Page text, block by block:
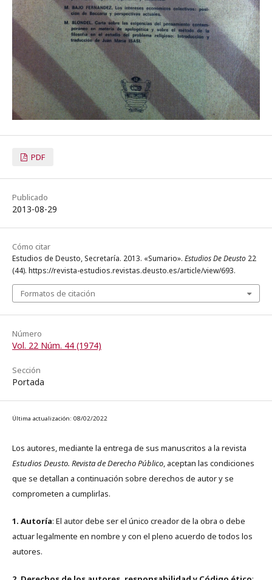
PDF
Publicado
2013-08-29
Cómo citar
Estudios de Deusto, Secretaría. 2013. «Sumario». Estudios De Deusto 22
(44). https://revista-estudios.revistas.deusto.es/article/view/693.
Formatos de citación
Número
Vol. 22 Núm. 44 (1974)
Sección
Portada
Última actualización: 08/02/2022
Los autores, mediante la entrega de sus manuscritos a la revista
Estudios Deusto. Revista de Derecho Público, aceptan las condiciones
que se detallan a continuación sobre derechos de autor y se
comprometen a cumplirlas.
1. Autoría: El autor debe ser el único creador de la obra o debe
actuar legalmente en nombre y con el pleno acuerdo de todos los
autores.